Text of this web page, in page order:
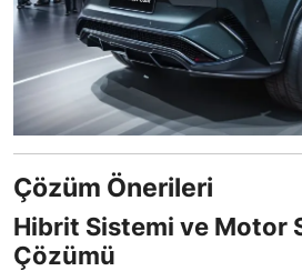
Çözüm Önerileri
Hibrit Sistemi ve Motor
Çözümü